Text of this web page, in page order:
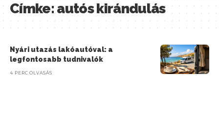
Címke:autós kirándulás
Nyári utazás lakóautóval: a
legfontosabb tudnivalók
4 PERC OLVASÁS